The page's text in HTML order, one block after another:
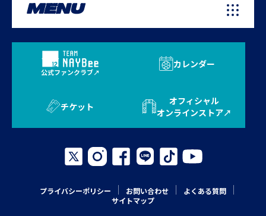
MENU
公式ファンクラブ
カレンダー
チケット
オフィシャル
オンラインストア
プライバシーポリシー お問い合わせ
よくある質問
サイトマップ